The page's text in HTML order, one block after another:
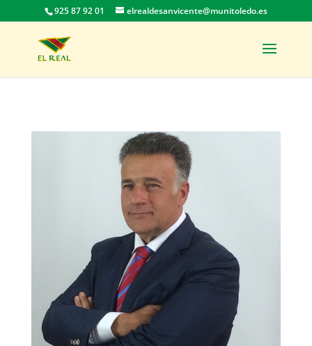
925 87 92 01 elrealdesanvicente@munitoledo.es